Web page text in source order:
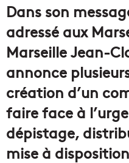
Dans son
adressé aux
Marseille Jean-
annonce
création d’un
faire face à
dépistage,
mise à